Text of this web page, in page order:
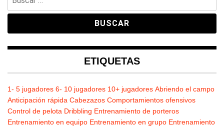
ETIQUETAS
1- 5 jugadores 6- 10 jugadores 10+ jugadores Abriendo el campo
Anticipación rápida Cabezazos Comportamientos ofensivos
Control de pelota Dribbling Entrenamiento de porteros
Entrenamiento en equipo Entrenamiento en grupo Entrenamiento